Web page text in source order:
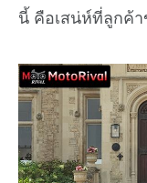
นี้ คือเสน่ห์ที่ลูกค้